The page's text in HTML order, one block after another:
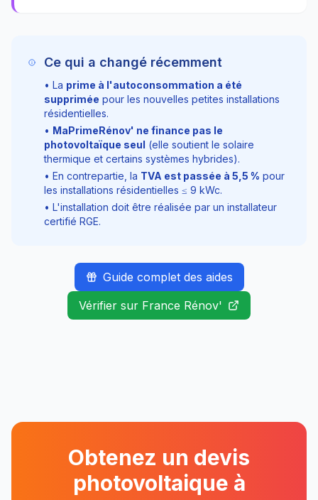
Ce qui a changé récemment
• La prime à l'autoconsommation a été
supprimée pour les nouvelles petites installations
résidentielles.
• MaPrimeRénov' ne finance pas le
photovoltaïque seul (elle soutient le solaire
thermique et certains systèmes hybrides).
• En contrepartie, la TVA est passée à 5,5 % pour
les installations résidentielles ≤ 9 kWc.
• L'installation doit être réalisée par un installateur
certifié RGE.
Guide complet des aides
Vérifier sur France Rénov'
Obtenez un devis
photovoltaique à